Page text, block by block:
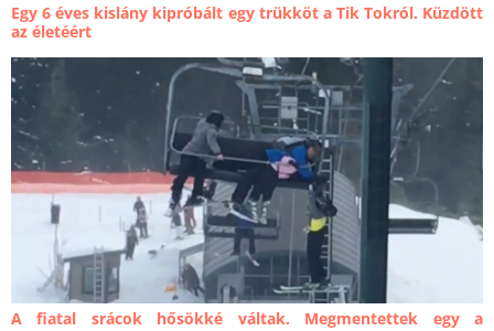
Egy 6 éves kislány kipróbált egy trükköt a Tik Tokról. Küzdött
az életéért
A fiatal srácok hősökké váltak. Megmentettek egy a